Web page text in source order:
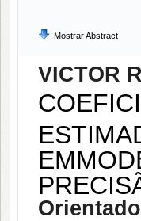
Mostrar Abstract
VICTOR